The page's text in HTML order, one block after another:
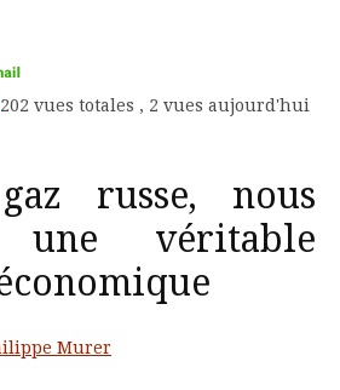
202 vues totales , 2 vues aujourd'hui
russe, nous
une véritable
Murer